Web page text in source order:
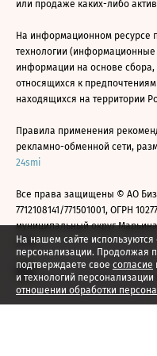
На нашем сайте
персонализации. Продолжая
подтверждаете свое согласие
и технологий персонализации
отношении обработки
или продаже каких-либо
На информационном ресурсе
технологии (информационные
информации на основе сбора,
относящихся к
находящихся на территории
Правила применения
рекламно-обменной сети,
24smi
Все права защищены © АО
7712108141/771501001, ОГРН
муниципальный округ
2026